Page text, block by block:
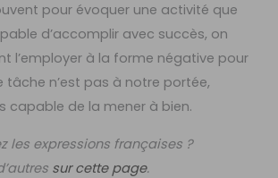
pour évoquer une activité que
d’accomplir avec succès, on
l’employer à la forme négative pour
tâche n’est pas à notre portée,
capable de la mener à bien.
les expressions françaises ?
sur cette page.